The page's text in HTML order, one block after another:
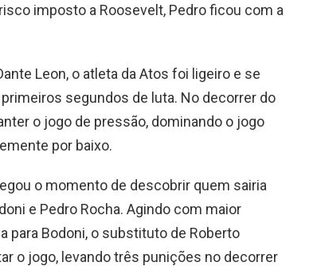
imposto a Roosevelt, Pedro ficou com a
Leon, o atleta da Atos foi ligeiro e se
segundos de luta. No decorrer do
o jogo de pressão, dominando o jogo
por baixo.
o momento de descobrir quem sairia
e Pedro Rocha. Agindo com maior
para Bodoni, o substituto de Roberto
o jogo, levando três punições no decorrer